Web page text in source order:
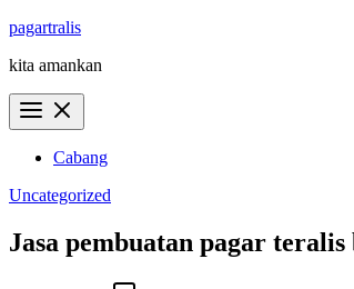
Skip
content
pagartralis
kita amankan
Cabang
Uncategorized
Jasa pembuatan pagar